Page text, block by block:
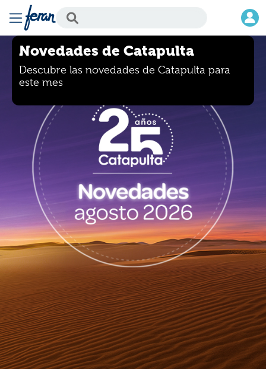
Novedades de Catapulta
Descubre las novedades de Catapulta para
este mes